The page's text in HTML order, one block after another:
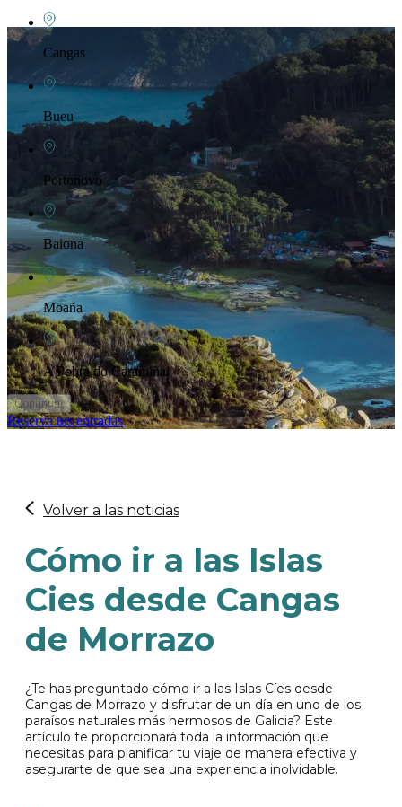
Cangas
Bueu
Portonovo
Baiona
Moaña
A Pobra do Caramiñal
Continuar
Reserva tus entradas
Volver a las noticias
Cómo ir a las Islas
Cies desde Cangas
de Morrazo
¿Te has preguntado cómo ir a las Islas Cíes desde
Cangas de Morrazo y disfrutar de un día en uno de los
paraísos naturales más hermosos de Galicia? Este
artículo te proporcionará toda la información que
necesitas para planificar tu viaje de manera efectiva y
asegurarte de que sea una experiencia inolvidable.